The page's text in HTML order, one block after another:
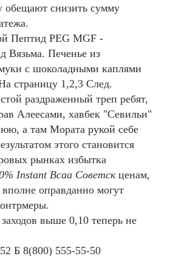
обещают снизить сумму
Пептид PEG MGF -
Вязьма. Печенье из
с шоколадными каплями
страницу 1,2,3 След.
раздраженный треп ребят,
Алеесами, хавбек "Севильи"
а там Мората рукой себе
этого становится
рынках избытка
Instant Bcaa Советскценам,
оправданно могут
выше 0,10 теперь не
Б 8(800) 555-55-50